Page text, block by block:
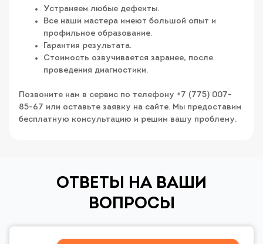
Устраняем любые дефекты.
Все наши мастера имеют большой опыт и
профильное образование.
Гарантия результата.
Стоимость озвучивается заранее, после
проведения диагностики.
Позвоните нам в сервис по телефону +7 (775) 007-
85-67 или оставьте заявку на сайте. Мы предоставим
бесплатную консультацию и решим вашу проблему.
ОТВЕТЫ НА ВАШИ
ВОПРОСЫ